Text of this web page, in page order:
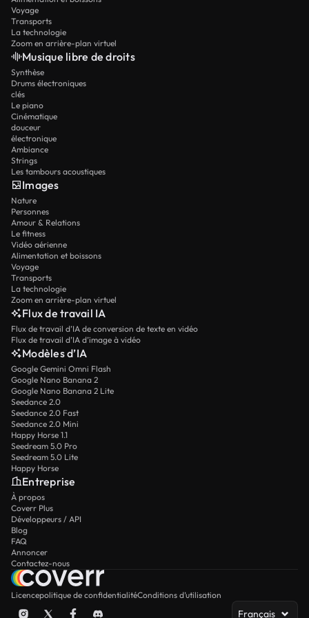
Voyage
Transports
La technologie
Zoom en arrière-plan virtuel
Musique libre de droits
Synthèse
Drums électroniques
clés
Le piano
Cinématique
douceur
électronique
Ambiance
Strings
Les tambours acoustiques
Images
Nature
Personnes
Amour & Relations
Le fitness
Vidéo aérienne
Alimentation et boissons
Voyage
Transports
La technologie
Zoom en arrière-plan virtuel
Flux de travail IA
Flux de travail d’IA de conversion de texte en vidéo
Flux de travail d’IA d’image à vidéo
Modèles d’IA
Google Gemini Omni Flash
Google Nano Banana 2
Google Nano Banana 2 Lite
Seedance 2.0
Seedance 2.0 Fast
Seedance 2.0 Mini
Happy Horse 1.1
Seedream 5.0 Pro
Seedream 5.0 Lite
Happy Horse
Entreprise
À propos
Coverr Plus
Développeurs / API
Blog
FAQ
Annoncer
Contactez-nous
Licencepolitique de confidentialitéConditions d’utilisation
Français